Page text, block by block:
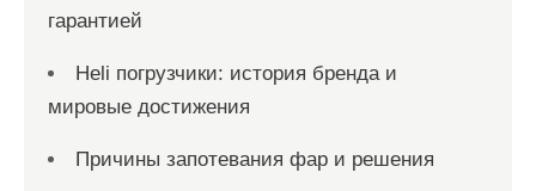
гарантией
Heli погрузчики: история бренда и
мировые достижения
Причины запотевания фар и решения